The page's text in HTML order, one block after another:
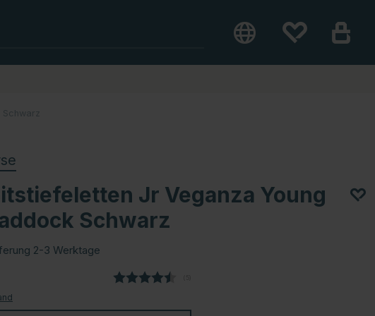
Jr Veganza Young
Schwarz
2-3 Werktage